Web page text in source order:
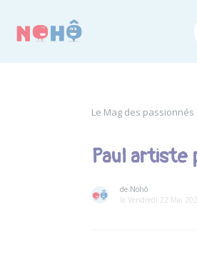
Le Mag des passionnés
Paul artiste
de Nohô
le Vendredi 22 Mai